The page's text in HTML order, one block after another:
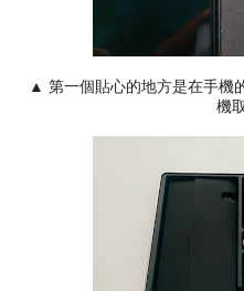
▲ 第一個貼心的地方是在手機
機